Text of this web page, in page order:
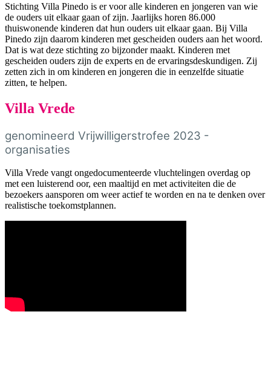
Stichting Villa Pinedo is er voor alle kinderen en jongeren van wie
de ouders uit elkaar gaan of zijn. Jaarlijks horen 86.000
thuiswonende kinderen dat hun ouders uit elkaar gaan. Bij Villa
Pinedo zijn daarom kinderen met gescheiden ouders aan het woord.
Dat is wat deze stichting zo bijzonder maakt. Kinderen met
gescheiden ouders zijn de experts en de ervaringsdeskundigen. Zij
zetten zich in om kinderen en jongeren die in eenzelfde situatie
zitten, te helpen.
Villa Vrede
genomineerd Vrijwilligerstrofee 2023 -
organisaties
Villa Vrede vangt ongedocumenteerde vluchtelingen overdag op
met een luisterend oor, een maaltijd en met activiteiten die de
bezoekers aansporen om weer actief te worden en na te denken over
realistische toekomstplannen.